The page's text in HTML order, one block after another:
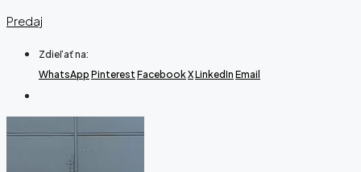
Predaj
Zdieľať na:
WhatsApp Pinterest FacebookXLinkedIn Email